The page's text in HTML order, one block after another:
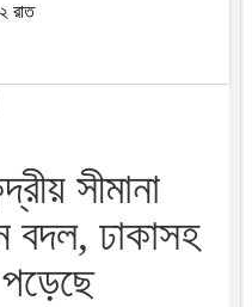
রাত
সীমানা
ঢাকাসহ